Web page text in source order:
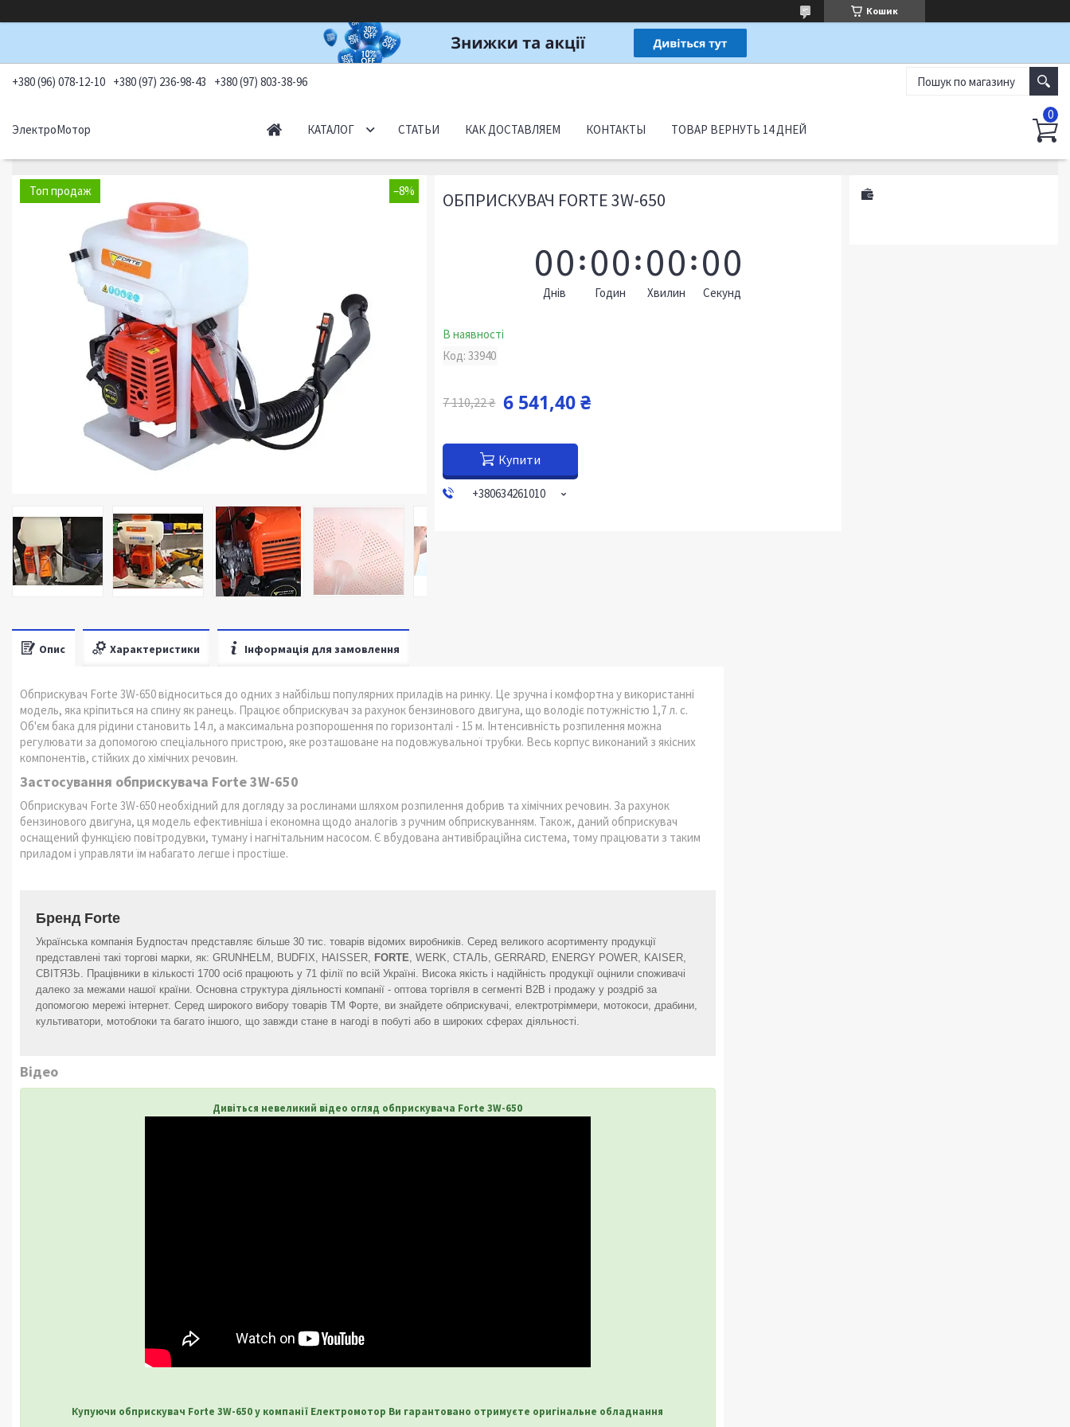
Кошик
+380 (96) 078-12-10 +380 (97) 236-98-43 +380 (97) 803-38-96
ЭлектроМотор КАТАЛОГ СТАТЬИ КАК ДОСТАВЛЯЕМ КОНТАКТЫ ТОВАР ВЕРНУТЬ 14 ДНЕЙ
Топ продаж –8% ОБПРИСКУВАЧ FORTE 3W-650
00
Днів
00
Годин
00
Хвилин
00
Секунд
В наявності
Код:33940
7 110,22 ₴ 6 541,40 ₴
Купити
+380634261010
Опис Характеристики Інформація для замовлення
Обприскувач Forte 3W-650 відноситься до одних з найбільш популярних приладів на ринку. Це зручна і комфортна у використанні
модель, яка кріпиться на спину як ранець. Працює обприскувач за рахунок бензинового двигуна, що володіє потужністю 1,7 л. с.
Об'єм бака для рідини становить 14 л, а максимальна розпорошення по горизонталі - 15 м. Інтенсивність розпилення можна
регулювати за допомогою спеціального пристрою, яке розташоване на подовжувальної трубки. Весь корпус виконаний з якісних
компонентів, стійких до хімічних речовин.
Застосування обприскувача Forte 3W-650
Обприскувач Forte 3W-650 необхідний для догляду за рослинами шляхом розпилення добрив та хімічних речовин. За рахунок
бензинового двигуна, ця модель ефективніша і економна щодо аналогів з ручним обприскуванням. Також, даний обприскувач
оснащений функцією повітродувки, туману і нагнітальним насосом. Є вбудована антивібраційна система, тому працювати з таким
приладом і управляти їм набагато легше і простіше.
Бренд Forte
Українська компанія Будпостач представляє більше 30 тис. товарів відомих виробників. Серед великого асортименту продукції
представлені такі торгові марки, як: GRUNHELM, BUDFIX, HAISSER, FORTE, WERK, СТАЛЬ, GERRARD, ENERGY POWER, KAISER,
СВІТЯЗЬ. Працівники в кількості 1700 осіб працюють у 71 філії по всій Україні. Висока якість і надійність продукції оцінили споживачі
далеко за межами нашої країни. Основна структура діяльності компанії - оптова торгівля в сегменті B2B і продажу у роздріб за
допомогою мережі інтернет. Серед широкого вибору товарів ТМ Форте, ви знайдете обприскувачі, електротріммери, мотокоси, драбини,
культиватори, мотоблоки та багато іншого, що завжди стане в нагоді в побуті або в широких сферах діяльності.
Відео
Дивіться невеликий відео огляд обприскувача Forte 3W-650
Купуючи обприскувач Forte 3W-650 у компанії Електромотор Ви гарантовано отримуєте оригінальне обладнання